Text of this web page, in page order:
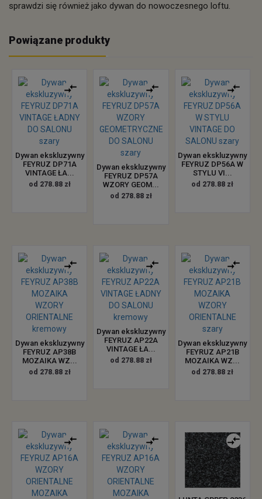
sprawdzi się również jako dywan do nowoczesnego loftu.
Powiązane produkty
Dywan ekskluzywny
FEYRUZ DP71A
VINTAGE ŁA...
od 278.88 zł
Dywan ekskluzywny
FEYRUZ DP57A
WZORY GEOM...
od 278.88 zł
Dywan ekskluzywny
FEYRUZ DP56A W
STYLU VI...
od 278.88 zł
Dywan ekskluzywny
FEYRUZ AP38B
MOZAIKA WZ...
od 278.88 zł
Dywan ekskluzywny
FEYRUZ AP22A
VINTAGE ŁA...
od 278.88 zł
Dywan ekskluzywny
FEYRUZ AP21B
MOZAIKA WZ...
od 278.88 zł